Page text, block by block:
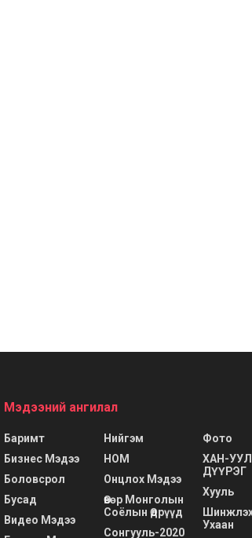
Мэдээний ангилал
Баримт
Бизнес Мэдээ
Боловсрол
Бусад
Видео Мэдээ
Нийгэм
НОМ
Онцлох Мэдээ
Өвөр Монголын
Соёлын Өдрүүд
Сонгууль-2020
Фото
ХАН-УУЛ
ДҮҮРЭГ
Хууль
Ухаан